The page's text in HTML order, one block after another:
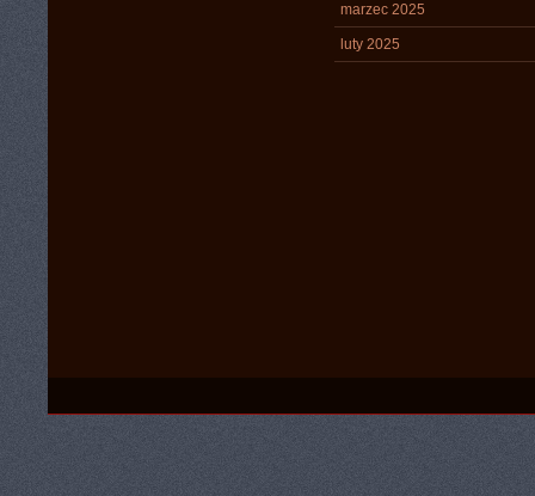
marzec 2025
luty 2025